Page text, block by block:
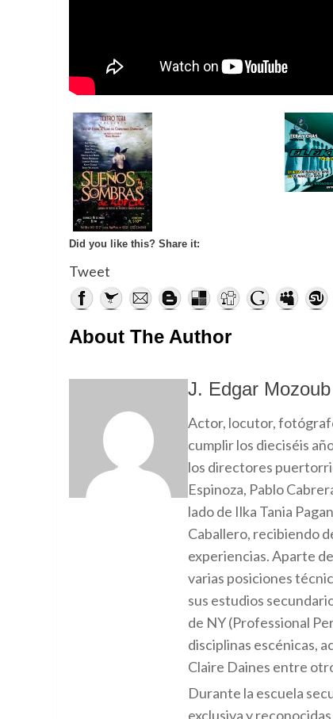
Did you like this? Share it:
Tweet
About The Author
J. Edgar Mozoub
Actor, locutor,
cumplir los dieciséis
los directores
Espinoza, Pablo
lado de Ilka Tania
Caballero, recibiendo
experiencias. Aparte
varias posiciones
sus estudios
de NY (Professional
disciplinas escénicas,
Claire Daines entre
Durante la escuela
exclusiva y